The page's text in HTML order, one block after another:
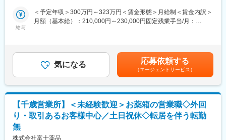
＜専門資格を取得できる＞
・入社後は、医薬品販売の専門知識を身につけるために、登録販
・資格取得後は、資格手当として給与にも反映されます。
・残業20h以内
・スケジュールに合わせて直行直帰可
・転居を伴う転勤はありません
・最近、健康のことで困っていることがないかなど、親身にお話
＜仕事の流れ＞
配置薬や健康食品、サプリメントの使用頻度に合わせて、1～6ヵ
たり20～30分程度）
・配置薬や健康食品の期限管理
・健康相談、新商品・サービスのご提案 など
※一部、新たに配置薬を置いていただくお客様への訪問がありま
└配置薬は無料でおけるので、お客様も抵抗なく置いてくれる製
給与
＜予定年収＞300万円～323万円＜賃金形態＞月給制＜賃金内訳＞
月額（基本給）：210,000円～230,000円固定残業手当/月：
年収は当社規定に基づき、年齢や経験に応じて決定します。・昇
給：年1回（4月）＜モデル給与＞※入社3年目平均基本給＋各種手
当＋業績連動給→総支給月額344,141円※業績連動給：月の予算達
成や売り上げに対して支払われます賃金はあくまでも目安の金額
であり、選考を通じて上下する可能性があります。月給(月額)は固
定手当を含めた表記です。
気になる 応募依頼する
（エージェントサービス）
【千歳営業所】＜未経験歓迎＞お薬箱の営業職◇外回
り・取引あるお客様中心／土日祝休◇転居を伴う転勤
無
株式会社富士薬品